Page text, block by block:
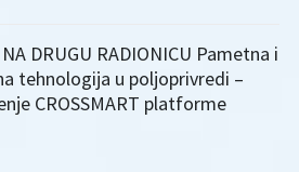
DRUGU RADIONICU Pametna i
tehnologija u poljoprivredi –
CROSSMART platforme